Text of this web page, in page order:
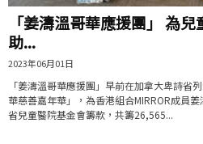
「姜濤溫哥華應援團」 為
助...
2023年06月01日
「姜濤溫哥華應援團」早前在加拿大卑詩省
華慈善嘉年華」，為香港組合MIRROR成員
省兒童醫院基金會籌款，共籌26,565...